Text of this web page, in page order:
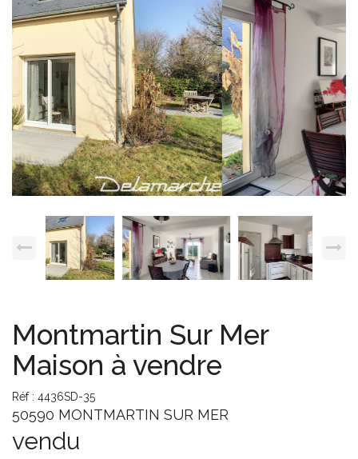
Montmartin Sur Mer
Maison à vendre
Réf : 4436SD-35
50590 MONTMARTIN SUR MER
vendu